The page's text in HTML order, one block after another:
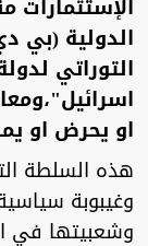
الإستثمارات
الدولية (بي
التوراتي
او يحرض او
هذه السلطة
وغيبوبة
وشعبيتها في